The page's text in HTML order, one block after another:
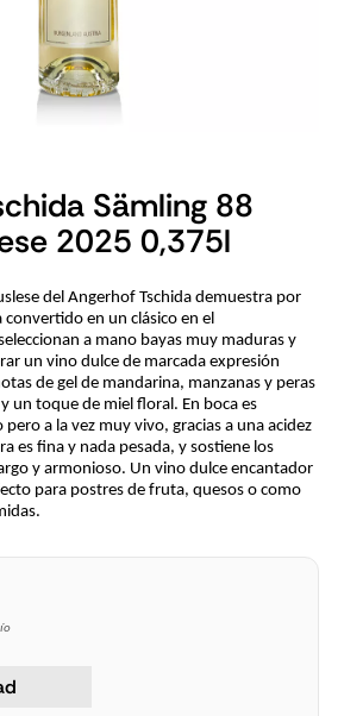
Sämling 88
2025 0,375l
del Angerhof Tschida demuestra por
en un clásico en el
a mano bayas muy maduras y
un vino dulce de marcada expresión
de gel de mandarina, manzanas y peras
un toque de miel floral. En boca es
a la vez muy vivo, gracias a una acidez
es fina y nada pesada, y sostiene los
y armonioso. Un vino dulce encantador
para postres de fruta, quesos o como